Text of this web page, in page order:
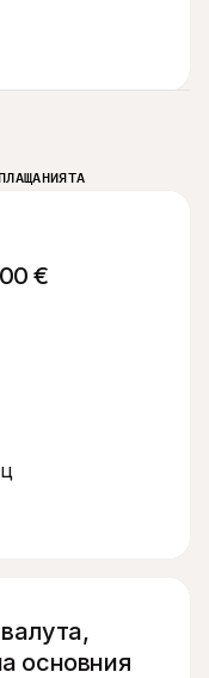
€
основния